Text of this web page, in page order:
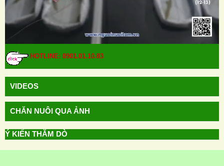
HOTLINE: 0901.01.10.83
VIDEOS
CHĂN NUÔI QUA ẢNH
Ý KIẾN THĂM DÒ